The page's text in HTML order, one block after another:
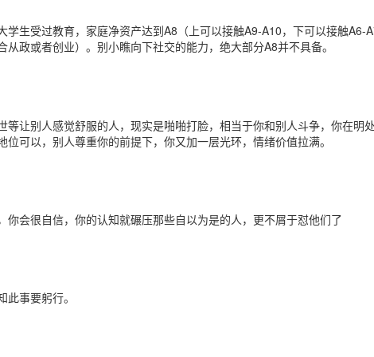
生受过教育，家庭净资产达到A8（上可以接触A9-A10，下可以接触A6-
政或者创业）。别小瞧向下社交的能力，绝大部分A8并不具备。
让别人感觉舒服的人，现实是啪啪打脸，相当于你和别人斗争，你在明
可以，别人尊重你的前提下，你又加一层光环，情绪价值拉满。
会很自信，你的认知就碾压那些自以为是的人，更不屑于怼他们了
事要躬行。